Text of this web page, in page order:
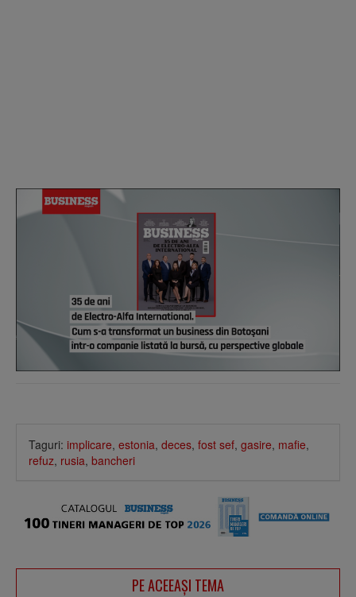
Taguri: implicare, estonia, deces, fost sef, gasire, mafie,
refuz, rusia, bancheri
PE ACEEAŞI TEMA